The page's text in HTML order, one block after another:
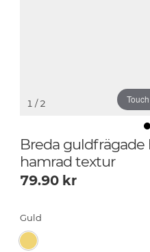
1 / 2
Breda guldfrägade
hamrad textur
79.90 kr
Guld